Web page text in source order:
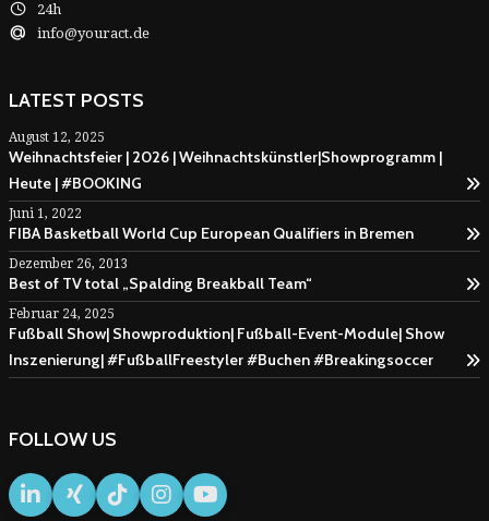
24h
info@youract.de
LATEST POSTS
August 12, 2025
Weihnachtsfeier | 2026 | Weihnachtskünstler|Showprogramm |
Heute | #BOOKING
Juni 1, 2022
FIBA Basketball World Cup European Qualifiers in Bremen
Dezember 26, 2013
Best of TV total „Spalding Breakball Team“
Februar 24, 2025
Fußball Show| Showproduktion| Fußball-Event-Module| Show
Inszenierung| #FußballFreestyler #Buchen #Breakingsoccer
FOLLOW US